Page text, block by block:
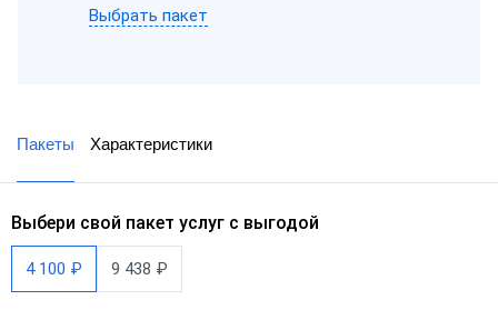
Выбрать пакет
Пакеты Характеристики
Выбери свой пакет услуг с выгодой
4 100 ₽ 9 438 ₽